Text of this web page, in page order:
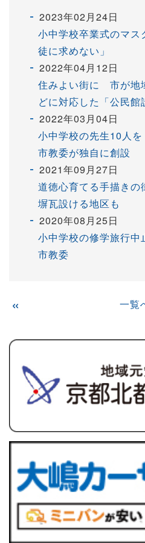
2023年02月24日
小中学校卒業式のマス
徒に求めない」
2022年04月12日
住みよい街に 市が地
どに対応した「公民館
2022年03月04日
小中学校の先生10人
市教委が独自に創設
2021年09月27日
道徳心育てる手描き
塀瓦設ける地区も
2020年08月25日
小中学校の修学旅行
市教委
« 一覧